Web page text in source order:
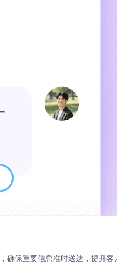
保重要信息准时送达，提升客